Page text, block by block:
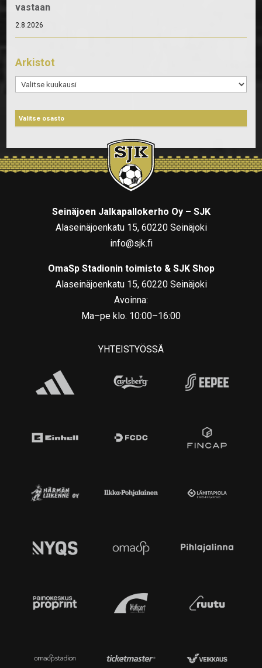
vastaan
2.8.2026
Arkistot
Arkistot
Seinäjoen Jalkapallokerho Oy – SJK
Alaseinäjoenkatu 15, 60220 Seinäjoki
info@sjk.fi
OmaSp Stadionin toimisto & SJK Shop
Alaseinäjoenkatu 15, 60220 Seinäjoki
Avoinna:
Ma–pe klo. 10:00–16:00
YHTEISTYÖSSÄ